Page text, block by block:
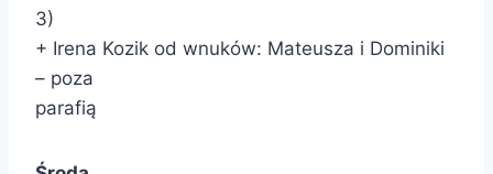
3)
+ Irena Kozik od wnuków: Mateusza i Dominiki
– poza
parafią